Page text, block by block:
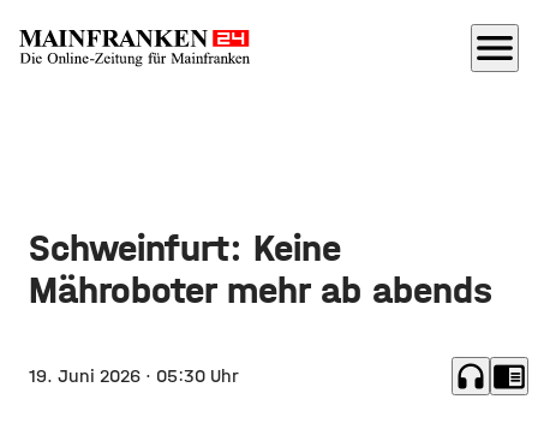
menu
Schweinfurt: Keine
Mähroboter mehr ab abends
19. Juni 2026 · 05:30 Uhr headphones chrome_reader_mode